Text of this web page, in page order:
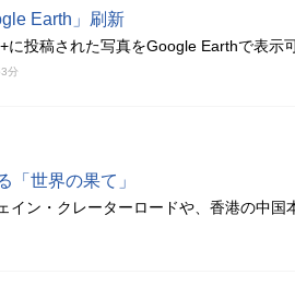
Earth」刷新
に投稿された写真をGoogle Earthで表示
分
「世界の果て」
イン・クレーターロードや、香港の中国